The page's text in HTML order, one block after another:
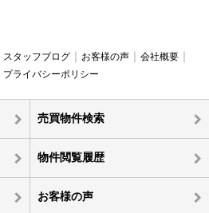
スタッフブログ お客様の声
会社概要
プライバシーポリシー
売買物件検索
物件閲覧履歴
お客様の声